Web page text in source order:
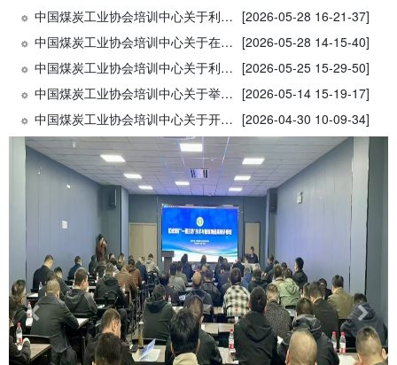
中国煤炭工业协会培训中心关于利用全国煤炭行业现代远程教育培训网开推送2026年“安全生产月”煤矿安全法律法规专题辅导课程的通知
[2026-05-28 16-21-37]
中国煤炭工业协会培训中心关于在2026年全国安全生产月活动期间开展煤矿安全专项送教培训服务的通知
[2026-05-28 14-15-40]
中国煤炭工业协会培训中心关于利用全国煤炭行业现代远程教育培训网举办煤矿瓦斯防治专题公开课的通知
[2026-05-25 15-29-50]
中国煤炭工业协会培训中心关于举办煤炭企业数智化绿色化协同转型发展专题研修班(系列培训)的通知
[2026-05-14 15-19-17]
中国煤炭工业协会培训中心关于开展煤炭行业人工智能通识继续教育优秀课件案例征集展示交流活动的通知
[2026-04-30 10-09-34]
Previous Next